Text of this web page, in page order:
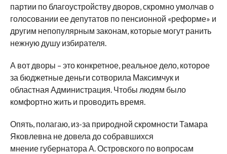
партии по благоустройству дворов, скромно умолчав о
голосовании ее депутатов по пенсионной «реформе» и
другим непопулярным законам, которые могут ранить
нежную душу избирателя.
А вот дворы – это конкретное, реальное дело, которое
за бюджетные деньги сотворила Максимчуки
областная Администрация. Чтобы людям было
комфортно жить и проводить время.
Опять, полагаю, из-за природной скромности Тамара
Яковлевна не довела дособравшихся
мнение губернатора А. Островского по вопросам